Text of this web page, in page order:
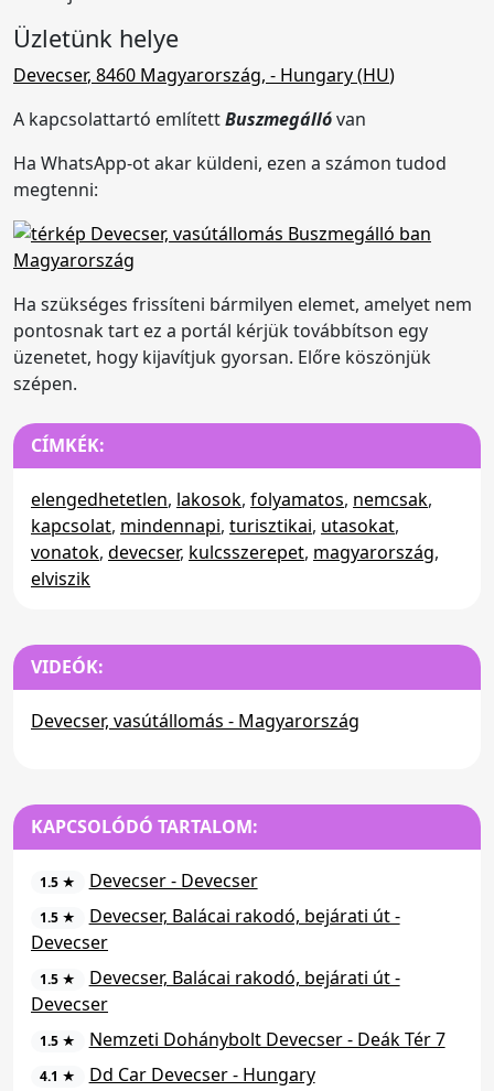
Üzletünk helye
Devecser, 8460 Magyarország, - Hungary (HU)
A kapcsolattartó említettBuszmegállóvan
Ha WhatsApp-ot akar küldeni, ezen a számon tudod
megtenni:
Ha szükséges frissíteni bármilyen elemet, amelyet nem
pontosnak tart ez a portál kérjük továbbítson egy
üzenetet, hogy kijavítjuk gyorsan. Előre köszönjük
szépen.
CÍMKÉK:
elengedhetetlen, lakosok, folyamatos, nemcsak,
kapcsolat, mindennapi, turisztikai, utasokat,
vonatok, devecser, kulcsszerepet, magyarország,
elviszik
VIDEÓK:
Devecser, vasútállomás - Magyarország
KAPCSOLÓDÓ TARTALOM:
1.5 ★ Devecser - Devecser
1.5 ★
Devecser, Balácai rakodó, bejárati út -
Devecser
1.5 ★
Devecser, Balácai rakodó, bejárati út -
Devecser
1.5 ★ Nemzeti Dohánybolt Devecser - Deák Tér 7
4.1 ★ Dd Car Devecser - Hungary